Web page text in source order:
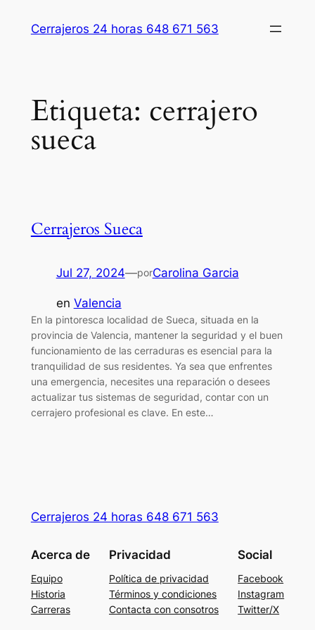
Cerrajeros 24 horas 648 671 563
Etiqueta: cerrajero
sueca
Cerrajeros Sueca
Jul 27, 2024—porCarolina Garcia
en Valencia
En la pintoresca localidad de Sueca, situada en la
provincia de Valencia, mantener la seguridad y el buen
funcionamiento de las cerraduras es esencial para la
tranquilidad de sus residentes. Ya sea que enfrentes
una emergencia, necesites una reparación o desees
actualizar tus sistemas de seguridad, contar con un
cerrajero profesional es clave. En este…
Cerrajeros 24 horas 648 671 563
Acerca de
Equipo
Historia
Carreras
Privacidad
Política de privacidad
Términos y condiciones
Contacta con consotros
Social
Facebook
Instagram
Twitter/X